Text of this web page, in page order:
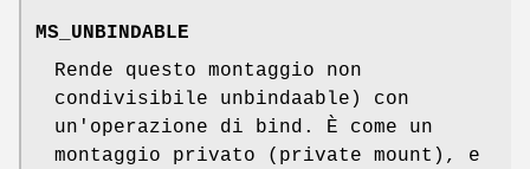
MS_UNBINDABLE
Rende questo montaggio non
condivisibile unbindaable) con
un'operazione di bind. È come un
montaggio privato (private mount), e